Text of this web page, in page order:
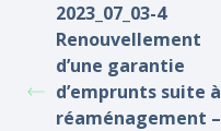
2023_07_03-4
Renouvellement
d’une garantie
d’emprunts suite à
réaménagement –